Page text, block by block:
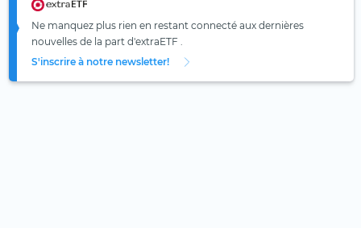
Ne manquez plus rien en restant connecté aux dernières
nouvelles de la part d'extraETF .
S'inscrire à notre newsletter!